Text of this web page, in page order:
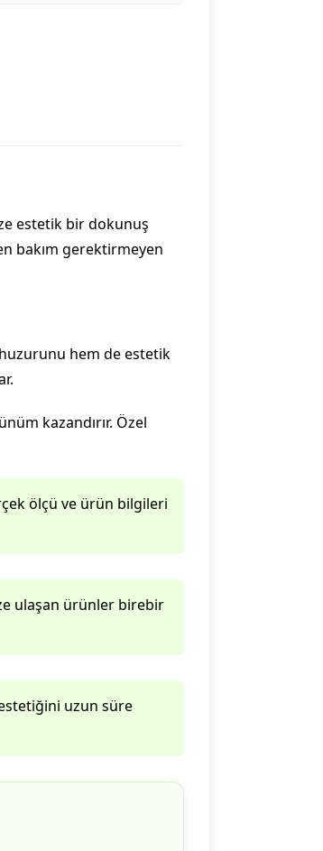
estetik bir dokunuş
bakım gerektirmeyen
hem de estetik
kazandırır. Özel
ölçü ve ürün bilgileri
ulaşan ürünler birebir
uzun süre